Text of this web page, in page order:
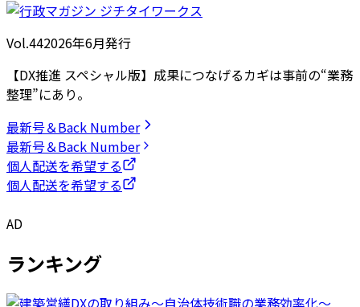
Vol.442026年6月発行
【DX推進 スペシャル版】成果につなげるカギは事前の“業務
整理”にあり。
最新号＆Back Number
最新号＆Back Number
個人配送を希望する
個人配送を希望する
AD
ランキング